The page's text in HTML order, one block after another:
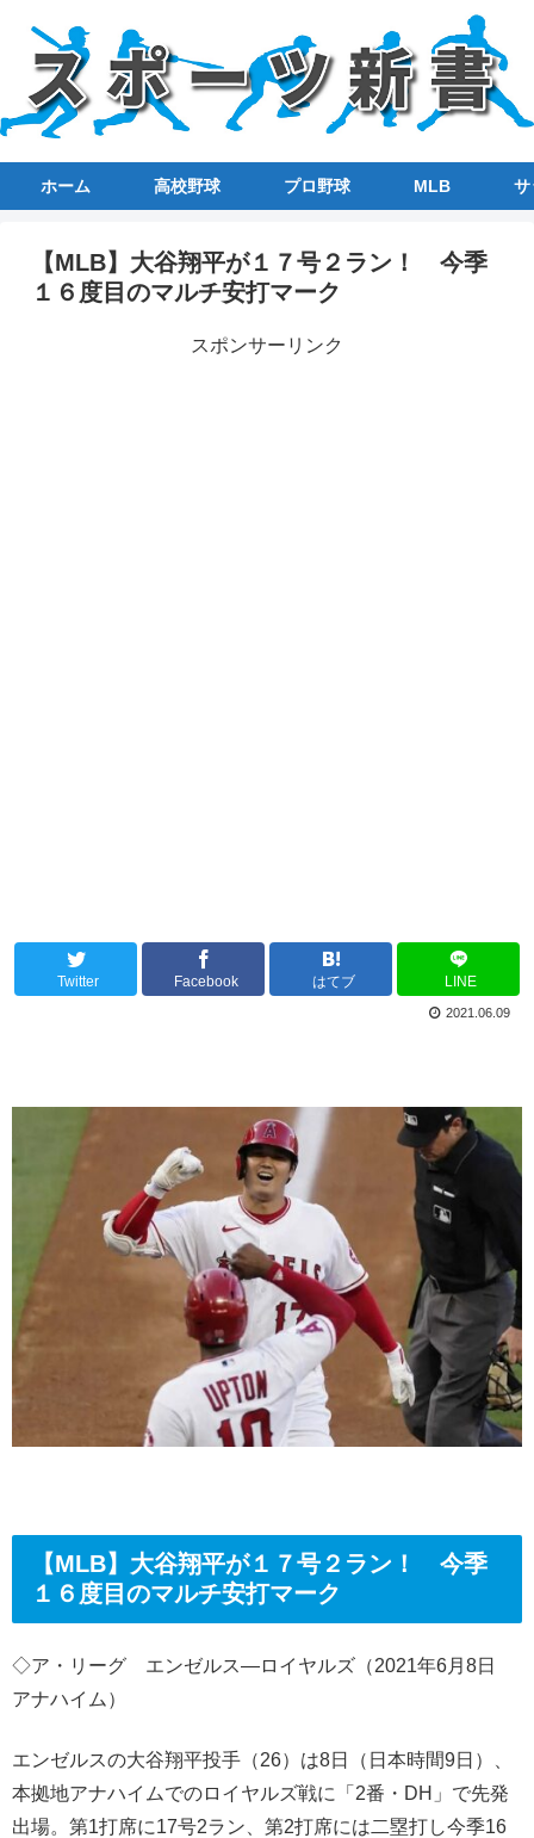
ホーム 高校野球 プロ野球 MLB サ
【MLB】大谷翔平が１７号２ラン！ 今季
１６度目のマルチ安打マーク
スポンサーリンク
Twitter Facebook はてブ LINE
2021.06.09
【MLB】大谷翔平が１７号２ラン！ 今季
１６度目のマルチ安打マーク
◇ア・リーグ エンゼルス―ロイヤルズ（2021年6月8日
アナハイム）
エンゼルスの大谷翔平投手（26）は8日（日本時間9日）、
本拠地アナハイムでのロイヤルズ戦に「2番・DH」で先発
出場。第1打席に17号2ラン、第2打席には二塁打し今季16